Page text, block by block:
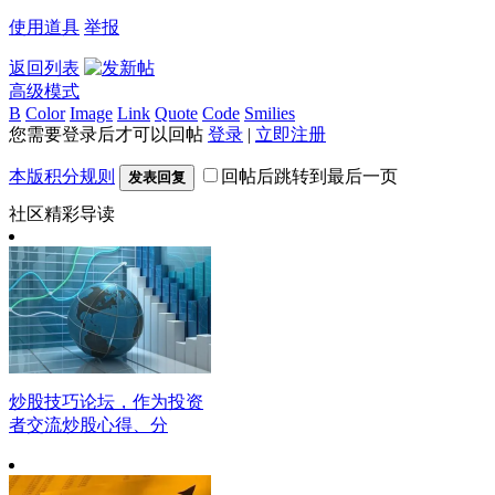
使用道具 举报
返回列表
高级模式
B Color Image Link Quote Code Smilies
您需要登录后才可以回帖 登录 | 立即注册
本版积分规则 发表回复
回帖后跳转到最后一页
社区精彩导读
炒股技巧论坛，作为投资
者交流炒股心得、分